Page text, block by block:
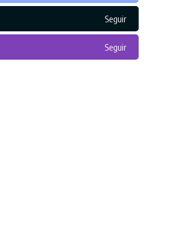
Seguir
Seguir